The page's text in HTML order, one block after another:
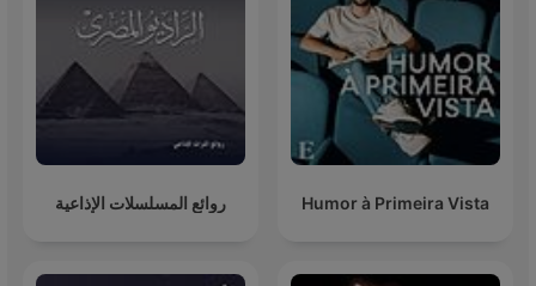
روائع المسلسلات الإذاعية Humor à Primeira Vista